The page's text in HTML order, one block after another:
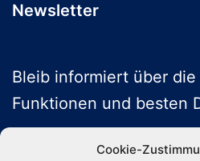
Cookie-
Newsletter
Bleib informiert über
Funktionen und besten